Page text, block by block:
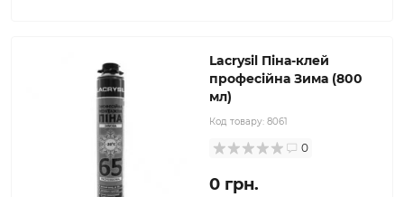
Lacrysil Піна-клей
професійна Зима (800
мл)
Код товару: 8061
0
0 грн.